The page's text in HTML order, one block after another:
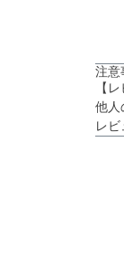
注意
【
他人
レ